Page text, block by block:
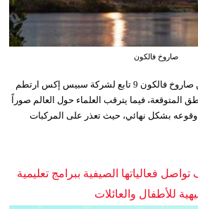
صاروخ فالكون
يُعتقد أن جزءاً ضخماً تائهاً من صاروخ فالكون 9 تابع لشركة سبيس إكس ارتطم
المتوقعة، فيما يترقب العلماء حول العالم صوراً
بشكل نهائي، حيث تعذر على المركبات
فعالياتها الصيفية ببرامج تعليمية
للأطفال والعائلات